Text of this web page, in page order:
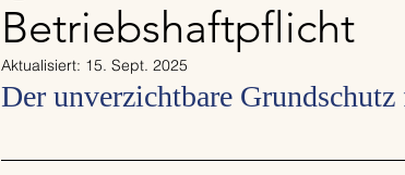
Betriebshaftpflicht
Aktualisiert: 15. Sept. 2025
Der unverzichtbare